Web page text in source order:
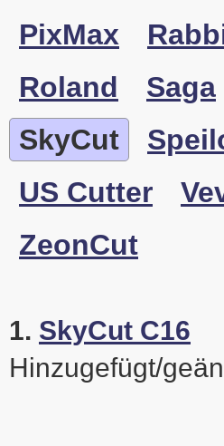
PixMax
Roland
Saga
SkyCut
US Cutter
ZeonCut
1. SkyCut C16
Hinzugefügt/